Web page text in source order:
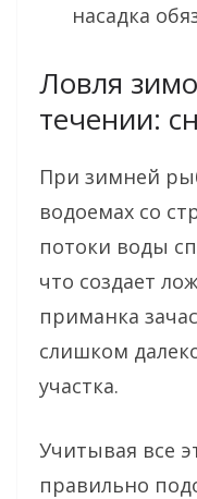
насадка
Ловля
течении:
При зимней
водоемах со
потоки воды
что создает
приманка
слишком
участка.
Учитывая все
правильно